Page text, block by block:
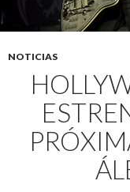
NOTICIAS